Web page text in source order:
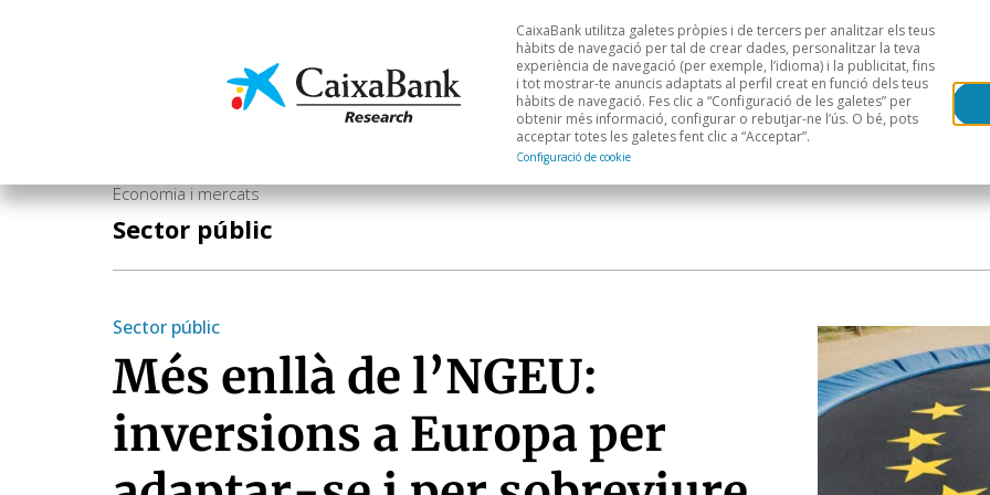
Economia i mercats Anàlisi sectorial Àrees geogràfiques
CaixaBank utilitza galetes pròpies i de tercers per analitzar els teus
hàbits de navegació per tal de crear dades, personalitzar la teva
experiència de navegació (per exemple, l’idioma) i la publicitat, fins
i tot mostrar-te anuncis adaptats al perfil creat en funció dels teus
hàbits de navegació. Fes clic a “Configuració de les galetes” per
obtenir més informació, configurar o rebutjar-ne l’ús. O bé, pots
acceptar totes les galetes fent clic a “Acceptar”.
Configuració de cookie
Economia i mercats
Sector públic
Sector públic
Més enllà de l’NGEU:
inversions a Europa per